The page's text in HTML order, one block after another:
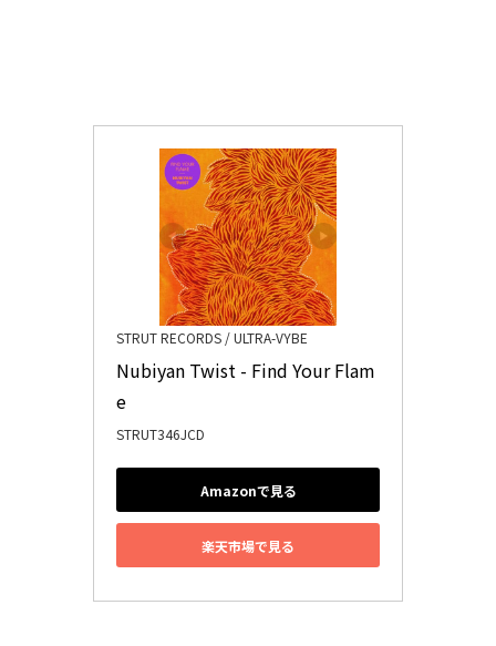
STRUT RECORDS / ULTRA-VYBE
Nubiyan Twist - Find Your Flam
e
STRUT346JCD
Amazonで見る
楽天市場で見る